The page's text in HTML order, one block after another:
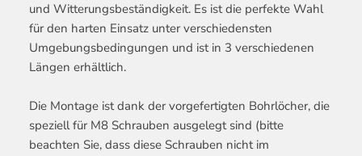
und Witterungsbeständigkeit. Es ist die perfekte Wahl
für den harten Einsatz unter verschiedensten
Umgebungsbedingungen und ist in 3 verschiedenen
Längen erhältlich.
Die Montage ist dank der vorgefertigten Bohrlöcher, die
speziell für M8 Schrauben ausgelegt sind (bitte
beachten Sie, dass diese Schrauben nicht im